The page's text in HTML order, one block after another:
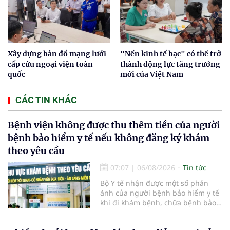
Xây dựng bản đồ mạng lưới
cấp cứu ngoại viện toàn
quốc
"Nền kinh tế bạc" có thể trở
thành động lực tăng trưởng
mới của Việt Nam
CÁC TIN KHÁC
Bệnh viện không được thu thêm tiền của người
bệnh bảo hiểm y tế nếu không đăng ký khám
theo yêu cầu
07:07 | 06/08/2026
Tin tức
Bộ Y tế nhận được một số phản
ánh của người bệnh bảo hiểm y tế
khi đi khám bệnh, chữa bệnh bảo